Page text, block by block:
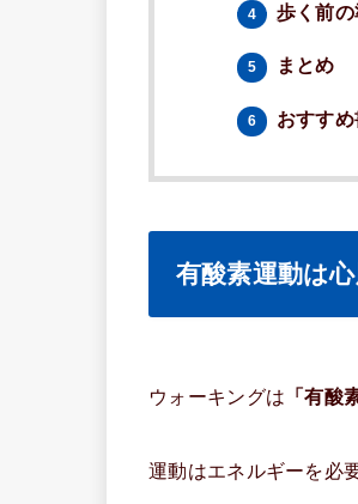
4 歩く前
5 まとめ
6 おすす
有酸素運動は
ウォーキングは 「有酸
運動はエネルギーを必